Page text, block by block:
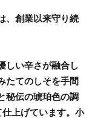
、創業以来守り続
しい辛さが融合し
たてのしそを手間
秘伝の琥珀色の調
上げています。小